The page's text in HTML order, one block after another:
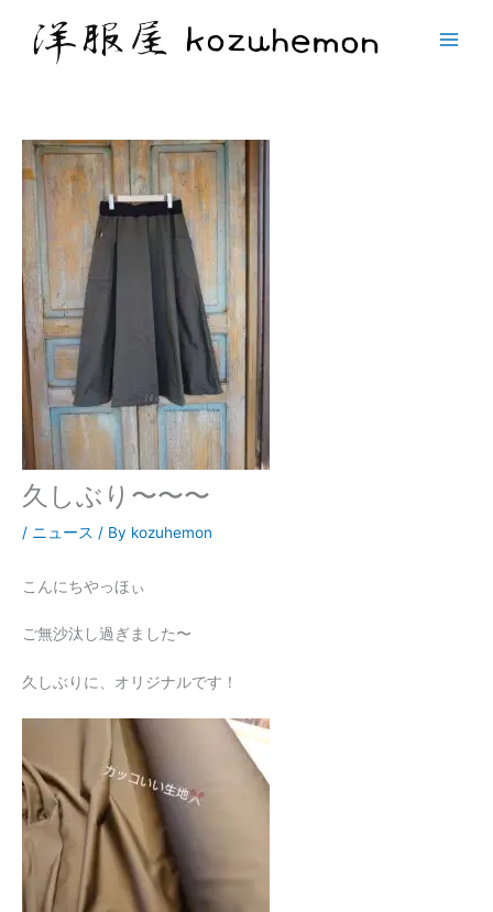
久しぶり〜〜〜
/ ニュース / By kozuhemon
こんにちやっほぃ
ご無沙汰し過ぎました〜
久しぶりに、オリジナルです！